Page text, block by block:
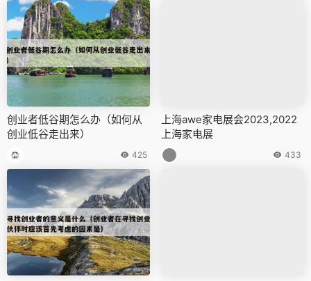
创业者低谷期怎么办（如何从
创业低谷走出来）
425
上海awe家电展会2023,2022
上海家电展
433